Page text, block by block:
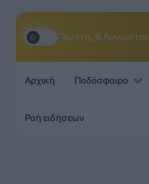
Πέμπτη,, 6
Αρχική Ποδόσφαιρο
Ροή ειδήσεων